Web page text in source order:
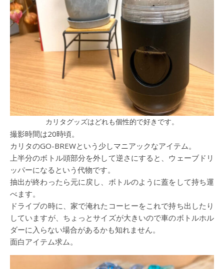
カリタグッズはどれも個性的で好きです。
撮影時間は20時頃。
カリタのGO-BREWという少しマニアックなアイテム。
上半分のボトル頭部分を外して逆さにすると、ウェーブドリ
ッパーになるという代物です。
抽出が終わったら元に戻し、ボトルのように蓋をして持ち運
べます。
ドライブの時に、家で淹れたコーヒーをこれで持ち出したり
していますが、ちょっとサイズが大きいので車のボトルホル
ダーに入らない場合があるかも知れません。
面白アイテム求ム。